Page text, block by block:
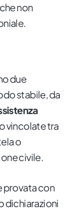
non
due
stabile, da
vincolate tra
o
civile.
provata con
dichiarazioni